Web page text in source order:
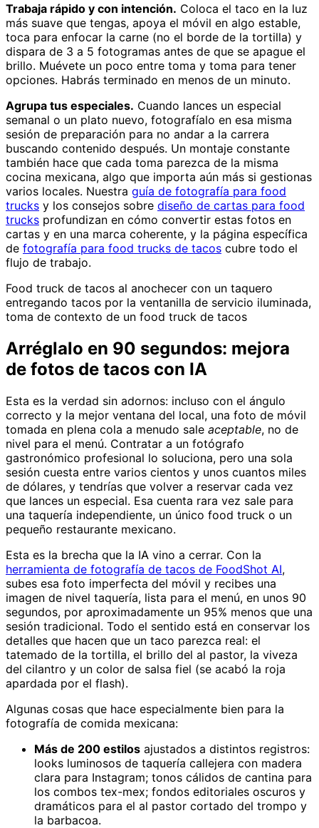
Trabaja rápido y con intención. Coloca el taco en la luz
más suave que tengas, apoya el móvil en algo estable,
toca para enfocar la carne (no el borde de la tortilla) y
dispara de 3 a 5 fotogramas antes de que se apague el
brillo. Muévete un poco entre toma y toma para tener
opciones. Habrás terminado en menos de un minuto.
Agrupa tus especiales. Cuando lances un especial
semanal o un plato nuevo, fotografíalo en esa misma
sesión de preparación para no andar a la carrera
buscando contenido después. Un montaje constante
también hace que cada toma parezca de la misma
cocina mexicana, algo que importa aún más si gestionas
varios locales. Nuestra guía de fotografía para food
trucks y los consejos sobre diseño de cartas para food
trucks profundizan en cómo convertir estas fotos en
cartas y en una marca coherente, y la página específica
de fotografía para food trucks de tacos cubre todo el
flujo de trabajo.
Food truck de tacos al anochecer con un taquero
entregando tacos por la ventanilla de servicio iluminada,
toma de contexto de un food truck de tacos
Arréglalo en 90 segundos: mejora
de fotos de tacos con IA
Esta es la verdad sin adornos: incluso con el ángulo
correcto y la mejor ventana del local, una foto de móvil
tomada en plena cola a menudo sale aceptable, no de
nivel para el menú. Contratar a un fotógrafo
gastronómico profesional lo soluciona, pero una sola
sesión cuesta entre varios cientos y unos cuantos miles
de dólares, y tendrías que volver a reservar cada vez
que lances un especial. Esa cuenta rara vez sale para
una taquería independiente, un único food truck o un
pequeño restaurante mexicano.
Esta es la brecha que la IA vino a cerrar. Con la
herramienta de fotografía de tacos de FoodShot AI,
subes esa foto imperfecta del móvil y recibes una
imagen de nivel taquería, lista para el menú, en unos 90
segundos, por aproximadamente un 95% menos que una
sesión tradicional. Todo el sentido está en conservar los
detalles que hacen que un taco parezca real: el
tatemado de la tortilla, el brillo del al pastor, la viveza
del cilantro y un color de salsa fiel (se acabó la roja
apardada por el flash).
Algunas cosas que hace especialmente bien para la
fotografía de comida mexicana:
Más de 200 estilos ajustados a distintos registros:
looks luminosos de taquería callejera con madera
clara para Instagram; tonos cálidos de cantina para
los combos tex-mex; fondos editoriales oscuros y
dramáticos para el al pastor cortado del trompo y
la barbacoa.